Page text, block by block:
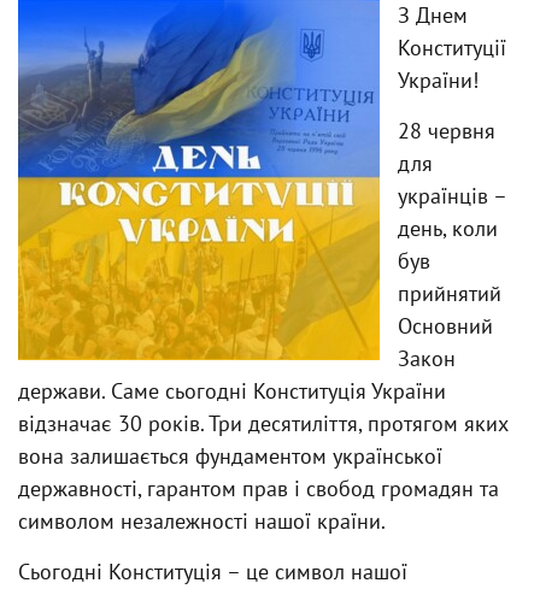
З Днем
Конституції
України!
28 червня
для
українців –
день, коли
був
прийнятий
Основний
Закон
держави. Саме сьогодні Конституція України
відзначає 30 років. Три десятиліття, протягом яких
вона залишається фундаментом української
державності, гарантом прав і свобод громадян та
символом незалежності нашої країни.
Сьогодні Конституція – це символ нашої